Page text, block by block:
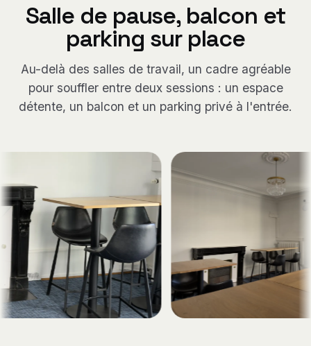
Salle de pause, balcon et
parking sur place
Au-delà des salles de travail, un cadre agréable
pour souffler entre deux sessions : un espace
détente, un balcon et un parking privé à l'entrée.